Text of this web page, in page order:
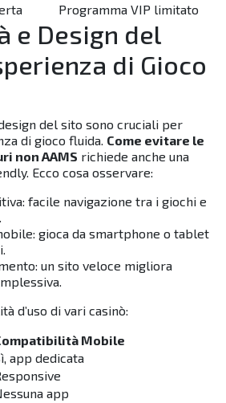
Programma VIP limitato
e Design del
di Gioco
del sito sono cruciali per
di gioco fluida. Come evitare le
non AAMS richiede anche una
Ecco cosa osservare:
facile navigazione tra i giochi e
gioca da smartphone o tablet
un sito veloce migliora
d’uso di vari casinò:
Mobile
app dedicata
app